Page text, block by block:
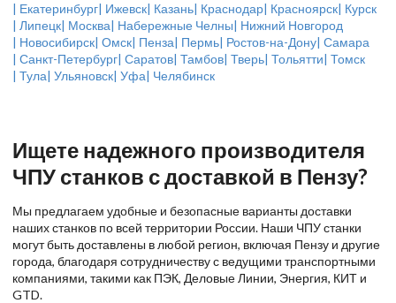
| Екатеринбург| Ижевск| Казань| Краснодар| Красноярск| Курск
| Липецк| Москва| Набережные Челны| Нижний Новгород
| Новосибирск| Омск| Пенза| Пермь| Ростов-на-Дону| Самара
| Санкт-Петербург| Саратов| Тамбов| Тверь| Тольятти| Томск
| Тула| Ульяновск| Уфа| Челябинск
Ищете надежного производителя
ЧПУ станков с доставкой в Пензу?
Мы предлагаем удобные и безопасные варианты доставки
наших станков по всей территории России. Наши ЧПУ станки
могут быть доставлены в любой регион, включая Пензу и другие
города, благодаря сотрудничеству с ведущими транспортными
компаниями, такими как ПЭК, Деловые Линии, Энергия, КИТ и
GTD.